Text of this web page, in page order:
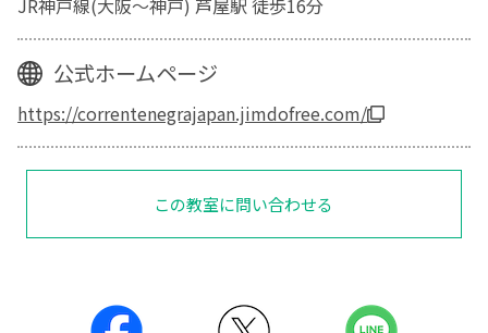
JR神戸線(大阪～神戸) 芦屋駅 徒歩16分
公式ホームページ
https://correntenegrajapan.jimdofree.com/
この教室に問い合わせる